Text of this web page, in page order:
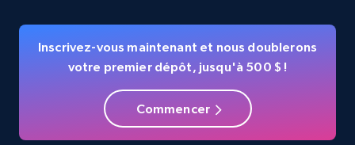
15.6K+ 1.6K+ Essai gratuit
Crunchbase companies information -
Inscrivez-vous maintenant et nous doublerons
votre premier dépôt, jusqu'à 500 $ !
Commencer